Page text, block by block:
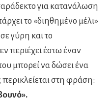
για κατανάλωση
το «διηθημένο μέλι»
γύρη και το
περιέχει έστω έναν
μπορεί να δώσει ένα
στη φράση: